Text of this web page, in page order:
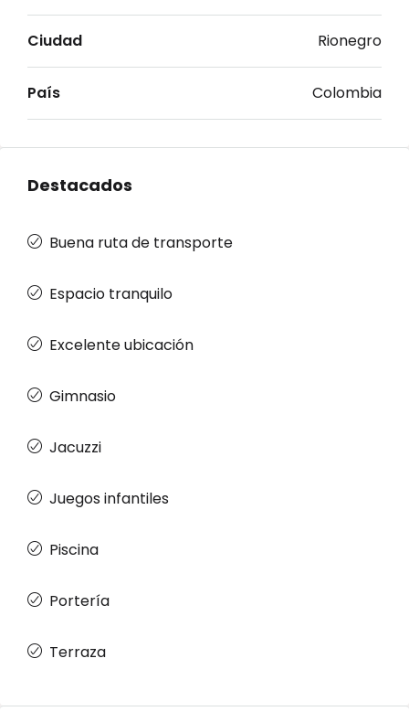
Ciudad Rionegro
País Colombia
Destacados
Buena ruta de transporte
Espacio tranquilo
Excelente ubicación
Gimnasio
Jacuzzi
Juegos infantiles
Piscina
Portería
Terraza